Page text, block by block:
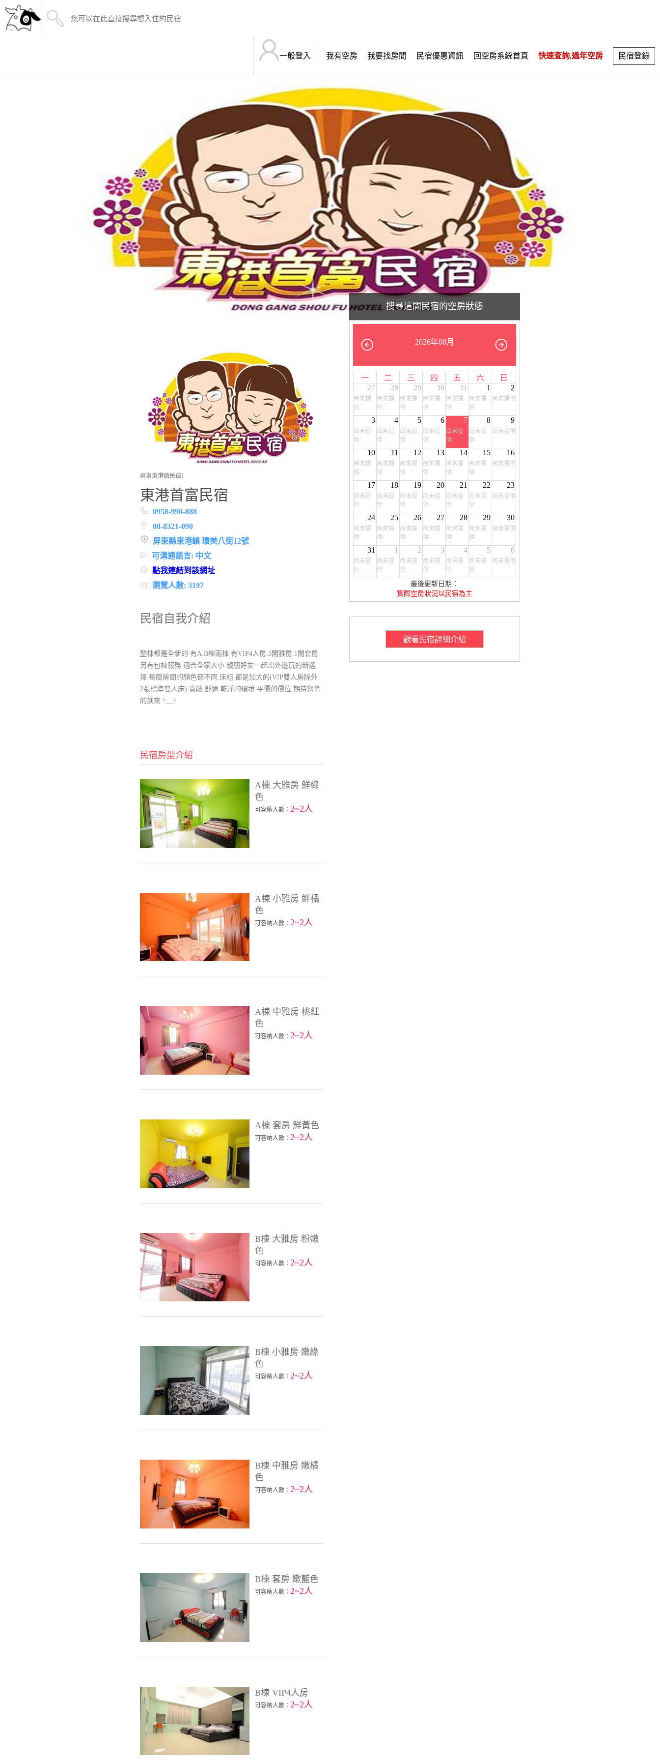
一般登入 我有空房 我要找房間 民宿優惠資訊 回空房系統首頁 快速查詢,過年空房 民宿登錄
搜尋這間民宿的空房狀態
2026年08月
一 二 三 四 五 六
日
27
尚未提
供
28
尚未提
供
29
尚未提
供
30
尚未提
供
31
尚未提
供
1
尚未提
供
2
尚未提供
3
尚未提
供
4
尚未提
供
5
尚未提
供
6
尚未提
供
7
尚未提
供
8
尚未提
供
9
尚未提供
10
尚未提
供
11
尚未提
供
12
尚未提
供
13
尚未提
供
14
尚未提
供
15
尚未提
供
16
尚未提供
17
尚未提
供
18
尚未提
供
19
尚未提
供
20
尚未提
供
21
尚未提
供
22
尚未提
供
23
尚未提供
24
尚未提
供
25
尚未提
供
26
尚未提
供
27
尚未提
供
28
尚未提
供
29
尚未提
供
30
尚未提供
31
尚未提
供
1
尚未提
供
2
尚未提
供
3
尚未提
供
4
尚未提
供
5
尚未提
供
6
尚未提供
最後更新日期：
實際空房狀況以民宿為主
觀看民宿詳細介紹
屏東東港鎮民宿1
東港首富民宿
0958-990-888
08-8321-090
屏東縣東港鎮 環美八街12號
可溝通語言: 中文
點我連結到該網址
瀏覽人數: 3197
民宿自我介紹
整棟都是全新的 有A.B棟兩棟 有VIP4人房.3間雅房.1間套房
另有包棟服務 適合全家大小 親朋好友一起出外遊玩的新選
擇.每間房間的顏色都不同.床組 都是加大的(VIP雙人房除外
2張標準雙人床) 寬敞.舒適.乾淨的環境 平價的價位 期待您們
的到來 ^__^
民宿房型介紹
A棟 大雅房 鮮綠
色
可容納人數： 2~2人
A棟 小雅房 鮮橘
色
可容納人數： 2~2人
A棟 中雅房 桃紅
色
可容納人數： 2~2人
A棟 套房 鮮黃色
可容納人數： 2~2人
B棟 大雅房 粉嫩
色
可容納人數： 2~2人
B棟 小雅房 嫩綠
色
可容納人數： 2~2人
B棟 中雅房 嫩橘
色
可容納人數： 2~2人
B棟 套房 嫩藍色
可容納人數： 2~2人
B棟 VIP4人房
可容納人數： 2~2人